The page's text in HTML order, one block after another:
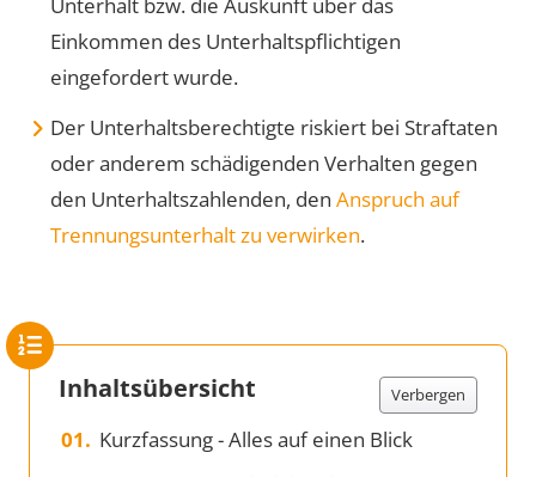
Einkommen des Unterhaltspflichtigen
eingefordert wurde.
Der Unterhaltsberechtigte riskiert bei Straftaten
oder anderem schädigenden Verhalten gegen
den Unterhaltszahlenden, den Anspruch auf
Trennungsunterhalt zu verwirken.
Inhaltsübersicht Verbergen
Kurzfassung - Alles auf einen Blick